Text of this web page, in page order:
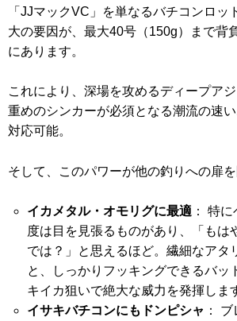
「JJマックVC」を単なるバチコンロッ
大の要因が、最大40号（150g）まで背
にあります。
これにより、深場を攻めるディープアジ
重めのシンカーが必須となる潮流の速
対応可能。
そして、このパワーが他の釣りへの扉を
イカメタル・オモリグに最適 ： 特
度は目を見張るものがあり、「もは
では？」と思えるほど。繊細なアタ
と、しっかりフッキングできるバッ
キイカ狙いで絶大な威力を発揮しま
イサキバチコンにもドンピシャ ：